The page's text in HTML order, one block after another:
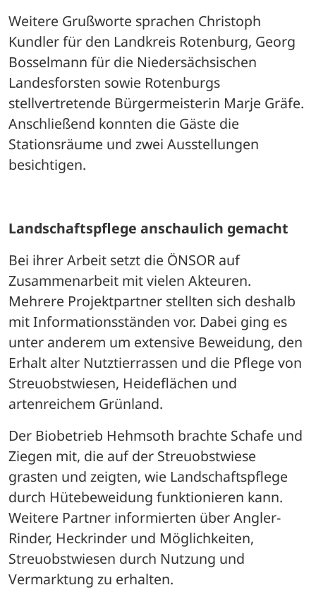
Weitere Grußworte sprachen Christoph
Kundler für den Landkreis Rotenburg, Georg
Bosselmann für die Niedersächsischen
Landesforsten sowie Rotenburgs
stellvertretende Bürgermeisterin Marje Gräfe.
Anschließend konnten die Gäste die
Stationsräume und zwei Ausstellungen
besichtigen.
Landschaftspflege anschaulich gemacht
Bei ihrer Arbeit setzt die ÖNSOR auf
Zusammenarbeit mit vielen Akteuren.
Mehrere Projektpartner stellten sich deshalb
mit Informationsständen vor. Dabei ging es
unter anderem um extensive Beweidung, den
Erhalt alter Nutztierrassen und die Pflege von
Streuobstwiesen, Heideflächen und
artenreichem Grünland.
Der Biobetrieb Hehmsoth brachte Schafe und
Ziegen mit, die auf der Streuobstwiese
grasten und zeigten, wie Landschaftspflege
durch Hütebeweidung funktionieren kann.
Weitere Partner informierten über Angler-
Rinder, Heckrinder und Möglichkeiten,
Streuobstwiesen durch Nutzung und
Vermarktung zu erhalten.